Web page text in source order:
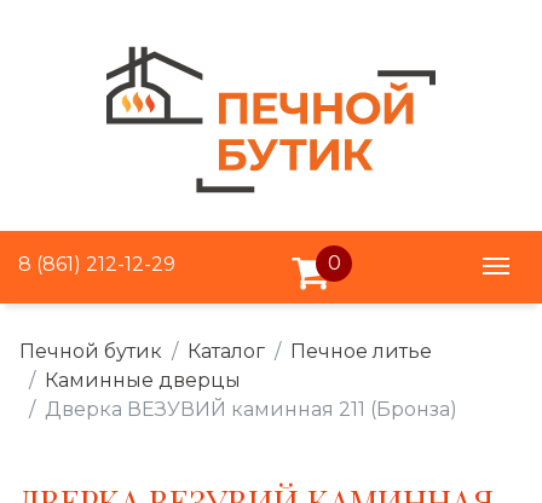
8 (861) 212-12-29 0
Печной бутик Каталог
Печное литье
Каминные дверцы
Дверка ВЕЗУВИЙ каминная 211 (Бронза)